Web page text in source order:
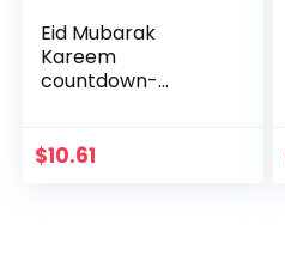
Eid Mubarak
Kareem
countdown-
kalender met 30
$10.61